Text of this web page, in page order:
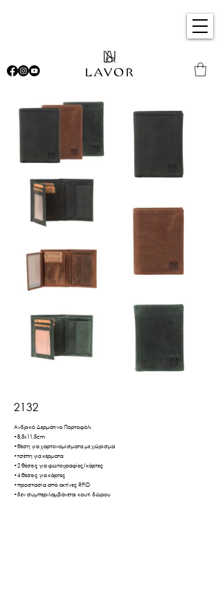
2132
Ανδρικό Δερμάτινο Πορτοφόλι
•8,5x11,5cm
•θέση για χαρτονομίσματα με χώρισμα
•τσέπη για κέρματα
•2 θέσεις για φωτογραφίες/κάρτες
•4 θέσεις για κάρτες
•προστασία από ακτίνες RFID
•δεν συμπεριλαμβάνεται κουτί δώρου